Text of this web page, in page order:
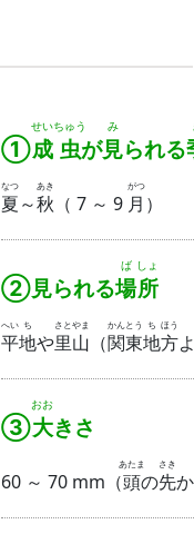
①成
せい
虫
ちゅう
が見
み
られる
夏
なつ
～秋
あき
（ 7 ～ 9 月
がつ
）
②見られる場
ば
所
しょ
平
へい
地
ち
や里
さと
山
やま
（関
かん
東
とう
地
ち
方
ほう
③大
おお
きさ
60 ～ 70 mm（頭
あたま
の先
さき